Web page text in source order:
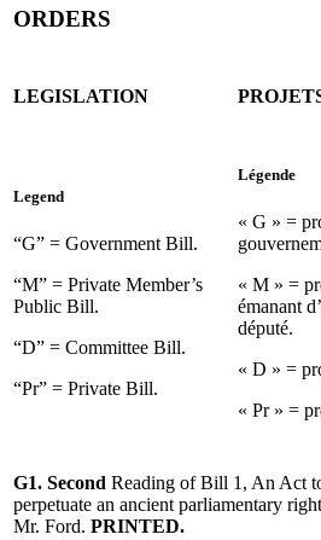
ORDERS
LEGISLATION
Legend
“G” = Government Bill.
“M” = Private Member’s
Public Bill.
“D” = Committee Bill.
“Pr” = Private Bill.
Légende
« G » =
« M » =
émanant
député.
« D » =
« Pr » =
G1. Second Reading of Bill 1, An Act
perpetuate an ancient parliamentary
Mr. Ford. PRINTED.